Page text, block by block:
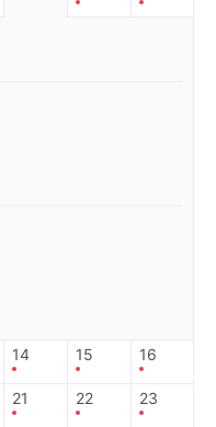
14 15 16
21 22 23